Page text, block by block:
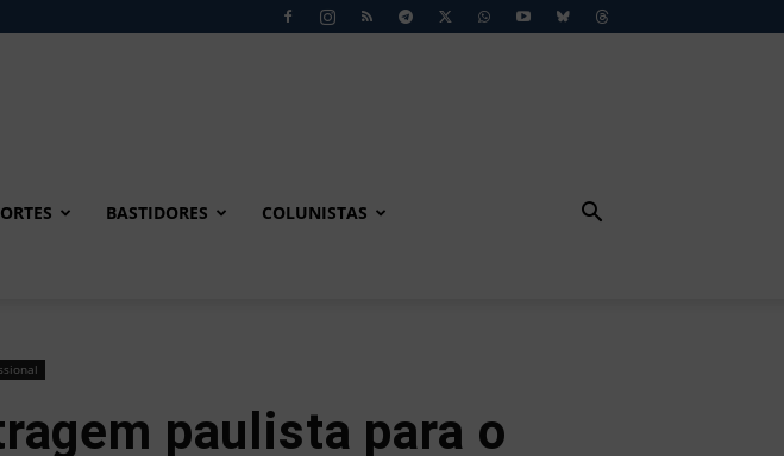
BASTIDORES COLUNISTAS
paulista para o